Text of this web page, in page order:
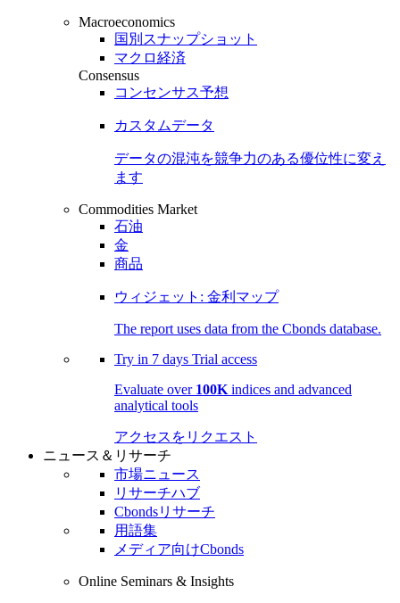
Macroeconomics
国別スナップショット
マクロ経済
Consensus
コンセンサス予想
カスタムデータ
データの混沌を競争力のある優位性に変え
ます
Commodities Market
石油
金
商品
ウィジェット: 金利マップ
The report uses data from the Cbonds database.
Try in 7 days Trial access
Evaluate over 100K indices and advanced
analytical tools
アクセスをリクエスト
ニュース＆リサーチ
市場ニュース
リサーチハブ
Cbondsリサーチ
用語集
メディア向けCbonds
Online Seminars & Insights